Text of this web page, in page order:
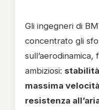
Gli ingegneri di
concentrato gli
sull’aerodinamica,
ambiziosi:
massima
resistenza